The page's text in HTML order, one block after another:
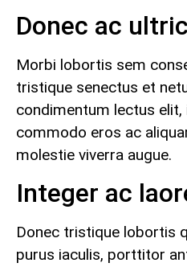
Donec ac
Morbi lobortis sem
tristique senectus et
condimentum lectus elit,
commodo eros ac
molestie viverra augue.
Integer ac
Donec tristique lobortis
purus iaculis, porttitor